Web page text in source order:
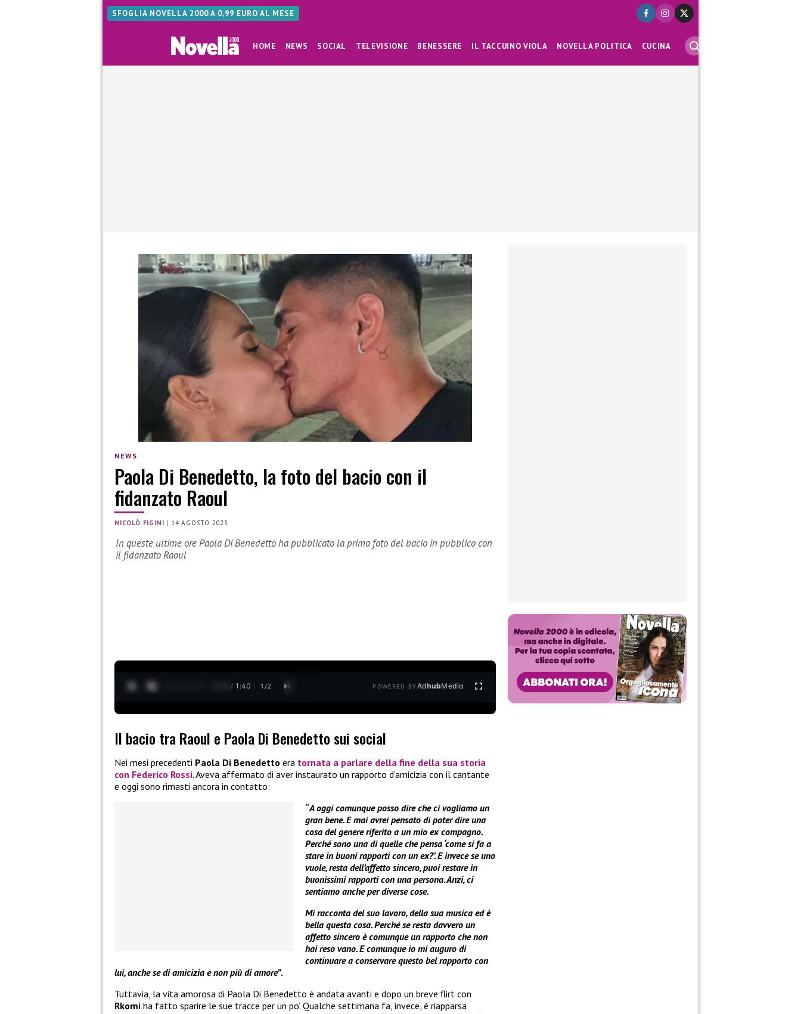
SFOGLIA NOVELLA 2000 A 0,99 EURO AL MESE
HOME NEWS SOCIAL TELEVISIONE BENESSERE IL TACCUINO VIOLA NOVELLA POLITICA CUCINA
NEWS
Paola Di Benedetto, la foto del bacio con il
fidanzato Raoul
NICOLÒ FIGINI | 14 AGOSTO 2023
In queste ultime ore Paola Di Benedetto ha pubblicato la prima foto del bacio in pubblico con
il fidanzato Raoul
0:14 / 1:40 1 /2 POWERED BYAdhubMedia
Il bacio tra Raoul e Paola Di Benedetto sui social
Nei mesi precedenti Paola Di Benedetto era tornata a parlare della fine della sua storia
con Federico Rossi. Aveva affermato di aver instaurato un rapporto d’amicizia con il cantante
e oggi sono rimasti ancora in contatto:
“A oggi comunque posso dire che ci vogliamo un
gran bene. E mai avrei pensato di poter dire una
cosa del genere riferito a un mio ex compagno.
Perché sono una di quelle che pensa ‘come si fa a
stare in buoni rapporti con un ex?’. E invece se uno
vuole, resta dell’affetto sincero, puoi restare in
buonissimi rapporti con una persona. Anzi, ci
sentiamo anche per diverse cose.
Mi racconta del suo lavoro, della sua musica ed è
bella questa cosa. Perché se resta davvero un
affetto sincero è comunque un rapporto che non
hai reso vano. E comunque io mi auguro di
continuare a conservare questo bel rapporto con
lui, anche se di amicizia e non più di amore”.
Tuttavia, la vita amorosa di Paola Di Benedetto è andata avanti e dopo un breve flirt con
Rkomi ha fatto sparire le sue tracce per un po’. Qualche settimana fa, invece, è riapparsa